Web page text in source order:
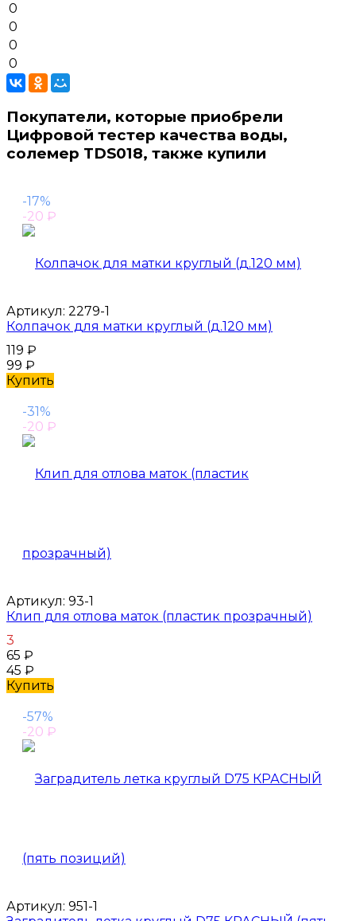
0
0
0
0
Покупатели, которые приобрели
Цифровой тестер качества воды,
солемер TDS018, также купили
-17%
-20 ₽
Артикул: 2279-1
Колпачок для матки круглый (д.120 мм)
119 ₽
99 ₽
Купить
-31%
-20 ₽
Артикул: 93-1
Клип для отлова маток (пластик прозрачный)
3
65 ₽
45 ₽
Купить
-57%
-20 ₽
Артикул: 951-1